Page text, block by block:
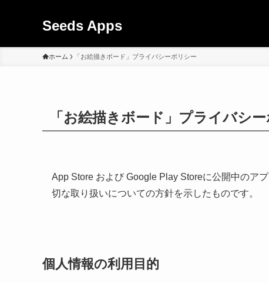
Seeds Apps
ホーム 「お絵描きボード」プライバシーポリシー
「お絵描きボード」プライバシ
App Store および Google Play Storeに公開中のア
切な取り扱いについての方針を示したものです。
個人情報の利用目的